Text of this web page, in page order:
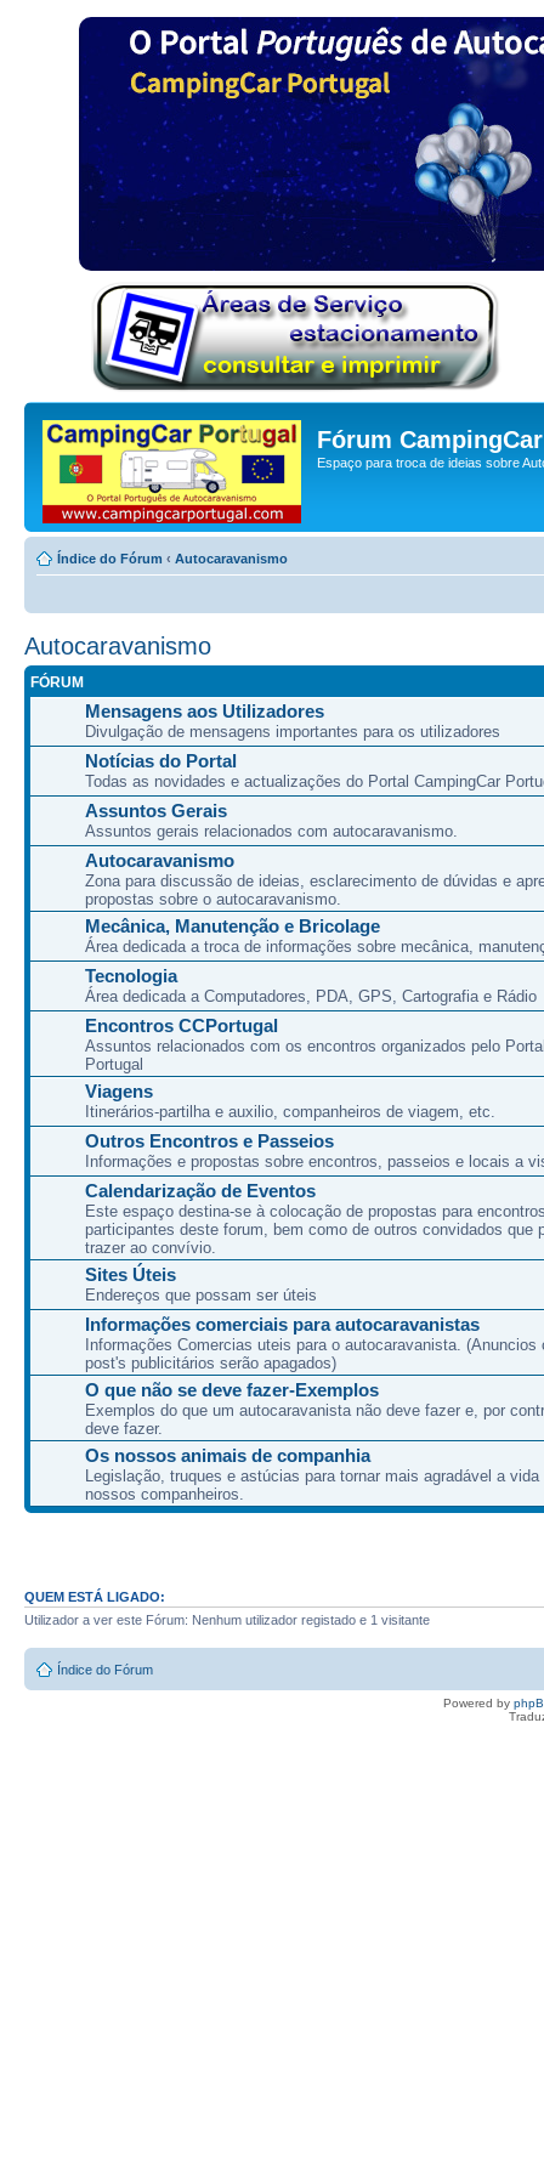
Fórum
Espaço para troca de ideias sobre
Índice do Fórum ‹ Autocaravanismo
Autocaravanismo
FÓRUM
Mensagens aos Utilizadores
Divulgação de mensagens importantes para os utilizadores
Notícias do Portal
Todas as novidades e actualizações do Portal CampingCar
Assuntos Gerais
Assuntos gerais relacionados com autocaravanismo.
Autocaravanismo
Zona para discussão de ideias, esclarecimento de dúvidas e
propostas sobre o autocaravanismo.
Mecânica, Manutenção e Bricolage
Área dedicada a troca de informações sobre mecânica,
Tecnologia
Área dedicada a Computadores, PDA, GPS, Cartografia e Rádio
Encontros CCPortugal
Assuntos relacionados com os encontros organizados pelo
Portugal
Viagens
Itinerários-partilha e auxilio, companheiros de viagem, etc.
Outros Encontros e Passeios
Informações e propostas sobre encontros, passeios e locais a
Calendarização de Eventos
Este espaço destina-se à colocação de propostas para
participantes deste forum, bem como de outros convidados que
trazer ao convívio.
Sites Úteis
Endereços que possam ser úteis
Informações comerciais para autocaravanistas
Informações Comercias uteis para o autocaravanista. (Anuncios
post's publicitários serão apagados)
O que não se deve fazer-Exemplos
Exemplos do que um autocaravanista não deve fazer e, por
deve fazer.
Os nossos animais de companhia
Legislação, truques e astúcias para tornar mais agradável a vida
nossos companheiros.
QUEM ESTÁ LIGADO:
Utilizador a ver este Fórum: Nenhum utilizador registado e 1 visitante
Índice do Fórum
Powered by